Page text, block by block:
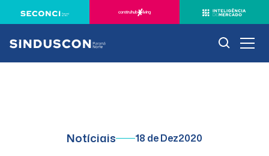
Notíciais 18 de Dez2020